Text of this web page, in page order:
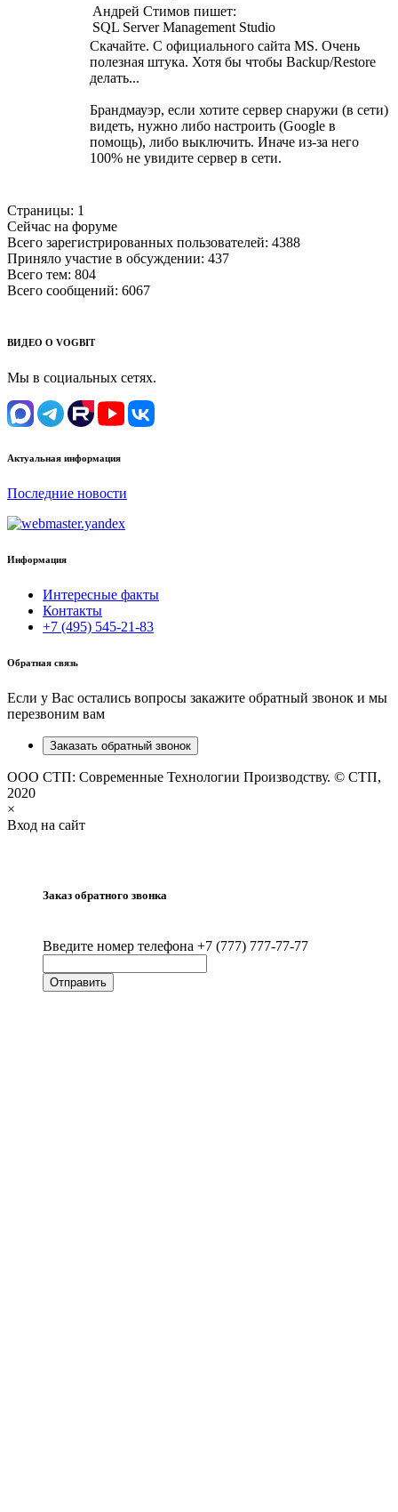
Андрей Стимов пишет:
SQL Server Management Studio
Скачайте. С официального сайта MS. Очень
полезная штука. Хотя бы чтобы Backup/Restore
делать...
Брандмауэр, если хотите сервер снаружи (в сети)
видеть, нужно либо настроить (Google в
помощь), либо выключить. Иначе из-за него
100% не увидите сервер в сети.
Страницы: 1
Сейчас на форуме
Всего зарегистрированных пользователей: 4388
Приняло участие в обсуждении: 437
Всего тем: 804
Всего сообщений: 6067
ВИДЕО О VOGBIT
Мы в социальных сетях.
Актуальная информация
Последние новости
Информация
Интересные факты
Контакты
+7 (495) 545-21-83
Обратная связь
Если у Вас остались вопросы закажите обратный звонок и мы
перезвоним вам
Заказать обратный звонок
ООО СТП: Современные Технологии Производству. © СТП,
2020
×
Вход на сайт
Заказ обратного звонка
Введите номер телефона +7 (777) 777-77-77
Отправить